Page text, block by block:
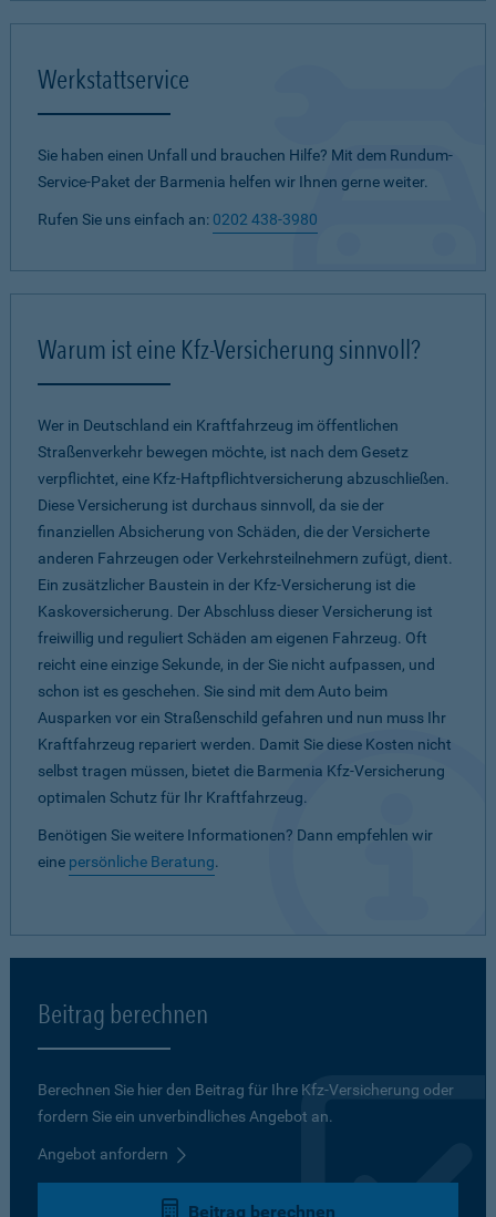
Werkstattservice
Sie haben einen Unfall und brauchen Hilfe? Mit dem Rundum-
Service-Paket der Barmenia helfen wir Ihnen gerne weiter.
Rufen Sie uns einfach an: 0202 438-3980
Warum ist eine Kfz-Versicherung sinnvoll?
Wer in Deutschland ein Kraftfahrzeug im öffentlichen
Straßenverkehr bewegen möchte, ist nach dem Gesetz
verpflichtet, eine Kfz-Haftpflichtversicherung abzuschließen.
Diese Versicherung ist durchaus sinnvoll, da sie der
finanziellen Absicherung von Schäden, die der Versicherte
anderen Fahrzeugen oder Verkehrsteilnehmern zufügt, dient.
Ein zusätzlicher Baustein in der Kfz-Versicherung ist die
Kaskoversicherung. Der Abschluss dieser Versicherung ist
freiwillig und reguliert Schäden am eigenen Fahrzeug. Oft
reicht eine einzige Sekunde, in der Sie nicht aufpassen, und
schon ist es geschehen. Sie sind mit dem Auto beim
Ausparken vor ein Straßenschild gefahren und nun muss Ihr
Kraftfahrzeug repariert werden. Damit Sie diese Kosten nicht
selbst tragen müssen, bietet die Barmenia Kfz-Versicherung
optimalen Schutz für Ihr Kraftfahrzeug.
Benötigen Sie weitere Informationen? Dann empfehlen wir
eine persönliche Beratung.
Beitrag berechnen
Berechnen Sie hier den Beitrag für Ihre Kfz-Versicherung oder
fordern Sie ein unverbindliches Angebot an.
Angebot anfordern
Beitrag berechnen